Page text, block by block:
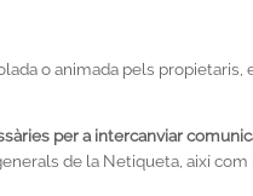
o animada pels
per a intercanviar
de la Netiqueta, així